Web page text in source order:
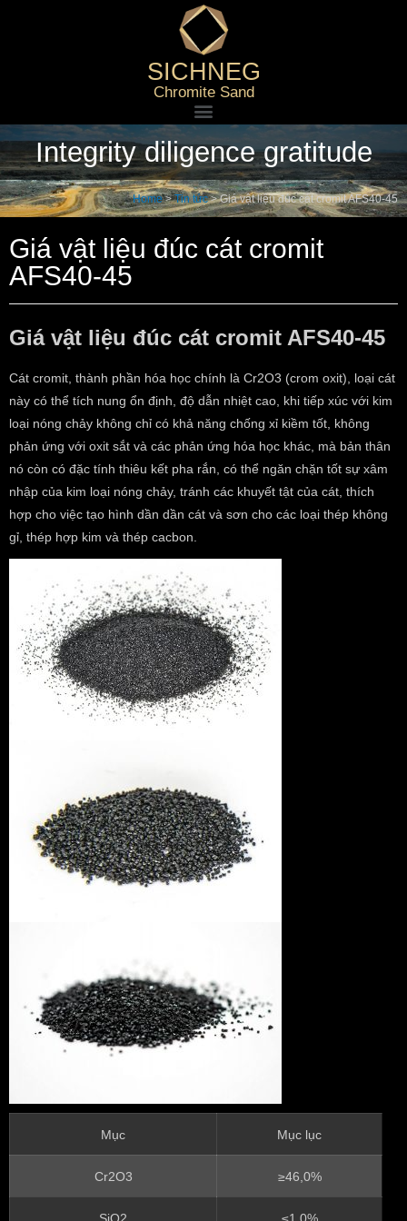
SICHNEG
Chromite Sand
Integrity diligence gratitude
Home>Tin tức>Giá vật liệu đúc cát cromit AFS40-45
Giá vật liệu đúc cát cromit
AFS40-45
Giá vật liệu đúc cát cromit AFS40-45
Cát cromit, thành phần hóa học chính là Cr2O3 (crom oxit), loại cát
này có thể tích nung ổn định, độ dẫn nhiệt cao, khi tiếp xúc với kim
loại nóng chảy không chỉ có khả năng chống xỉ kiềm tốt, không
phản ứng với oxit sắt và các phản ứng hóa học khác, mà bản thân
nó còn có đặc tính thiêu kết pha rắn, có thể ngăn chặn tốt sự xâm
nhập của kim loại nóng chảy, tránh các khuyết tật của cát, thích
hợp cho việc tạo hình dần dần cát và sơn cho các loại thép không
gỉ, thép hợp kim và thép cacbon.
Mục Mục lục
Cr2O3 ≥46,0%
SiO2 ≤1,0%